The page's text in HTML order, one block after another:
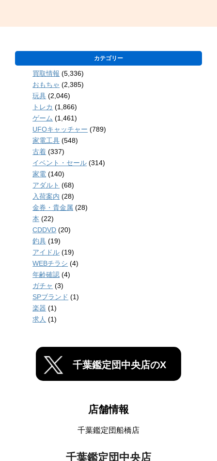
カテゴリー
買取情報 (5,336)
おもちゃ (2,385)
玩具 (2,046)
トレカ (1,866)
ゲーム (1,461)
UFOキャッチャー (789)
家電工具 (548)
古着 (337)
イベント・セール (314)
家電 (140)
アダルト (68)
入荷案内 (28)
金券・貴金属 (28)
本 (22)
CDDVD (20)
釣具 (19)
アイドル (19)
WEBチラシ (4)
年齢確認 (4)
ガチャ (3)
SPブランド (1)
楽器 (1)
求人 (1)
千葉鑑定団中央店のX
店舗情報
千葉鑑定団船橋店
千葉鑑定団中央店